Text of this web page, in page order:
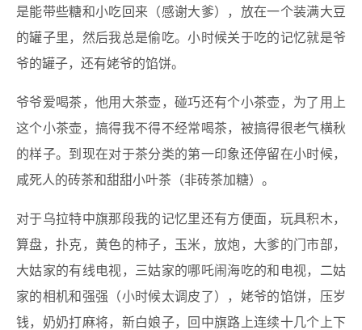
是能带些糖和小吃回来（感谢大爹），放在一个装满大豆
的罐子里，然后我总是偷吃。小时候关于吃的记忆就是爷
爷的罐子，还有姥爷的馅饼。
爷爷爱喝茶，他用大茶壶，碰巧还有个小茶壶，为了用上
这个小茶壶，搞得我不得不经常喝茶，被搞得很老气横秋
的样子。到现在对于茶分类的第一印象还停留在小时候，
咸死人的砖茶和甜甜小叶茶（非砖茶加糖）。
对于乌拉特中旗那段我的记忆里还有方便面，玩具积木，
算盘，扑克，黄色的柿子，玉米，放炮，大爹的门市部，
大姑家的有线电视，三姑家的哪吒闹海吃的和电视，二姑
家的相机和强强（小时候太调皮了），姥爷的馅饼，压岁
钱，奶奶打麻将，新白娘子，回中旗路上连续十几个上下